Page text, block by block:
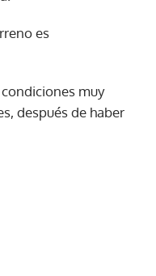
es
muy
después de haber